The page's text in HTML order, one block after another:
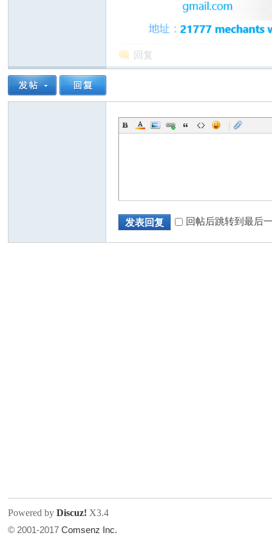
州
回复
|
发表回复 回帖后跳转到最后
Powered byDiscuz! X3.4
© 2001-2017Comsenz Inc.